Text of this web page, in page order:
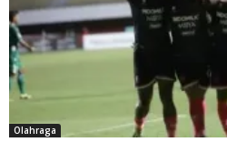
Olahraga